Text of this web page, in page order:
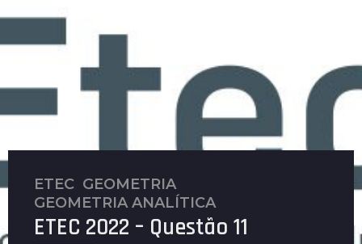
4
a
n
ETEC ,GEOMETRIA
GEOMETRIA ANALÍTICA
ETEC 2022 – Questão 11